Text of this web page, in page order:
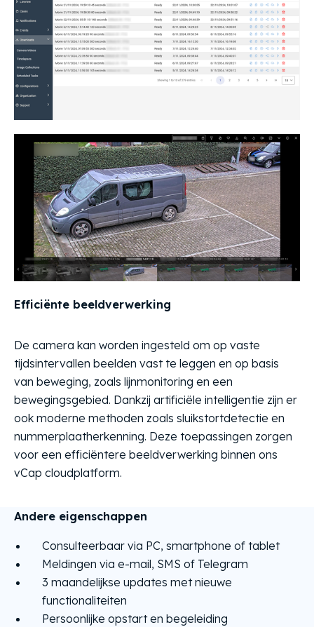
Efficiënte beeldverwerking
De camera kan worden ingesteld om op vaste
tijdsintervallen beelden vast te leggen en op basis
van beweging, zoals lijnmonitoring en een
bewegingsgebied. Dankzij artificiële intelligentie zijn er
ook moderne methoden zoals sluikstortdetectie en
nummerplaatherkenning. Deze toepassingen zorgen
voor een efficiëntere beeldverwerking binnen ons
vCap cloudplatform.
Andere eigenschappen
Consulteerbaar via PC, smartphone of tablet
Meldingen via e-mail, SMS of Telegram
3 maandelijkse updates met nieuwe
functionaliteiten
Persoonlijke opstart en begeleiding